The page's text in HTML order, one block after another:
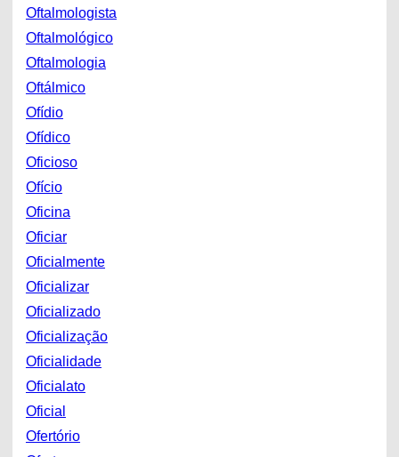
Oftalmologista
Oftalmológico
Oftalmologia
Oftálmico
Ofídio
Ofídico
Oficioso
Ofício
Oficina
Oficiar
Oficialmente
Oficializar
Oficializado
Oficialização
Oficialidade
Oficialato
Oficial
Ofertório